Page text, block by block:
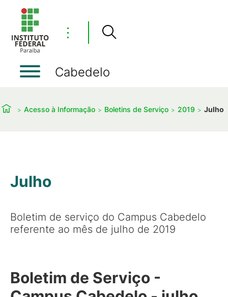
⋮
Cabedelo
Acesso à Informação Boletins de Serviço 2019 Julho
Julho
Boletim de serviço do Campus Cabedelo
referente ao mês de julho de 2019
Boletim de Serviço -